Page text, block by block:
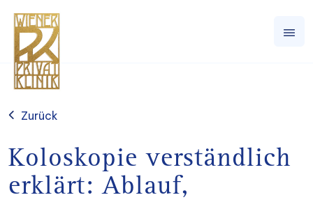
Zurück
Koloskopie verständlich
erklärt: Ablauf,